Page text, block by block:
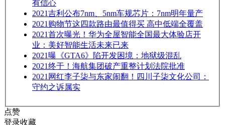
有信心
2021吉利公布7nm、5nm车规芯片：7nm明年量产
2021 购物节这四款路由最值得买 高中低端全覆盖
2021首次曝光！华为全屋智能全国最大体验店开
业：美好智能生活未来已来
2021曝《GTA6》陷开发困境：地狱级混乱
2021终于！海航集团破产重整计划法院批准
2021 网红李子柒与东家闹翻！四川子柒文化公司：
守约之诉属实
点赞
登录收藏